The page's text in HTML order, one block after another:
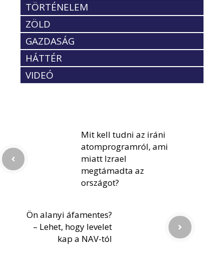
TÖRTÉNELEM
ZÖLD
GAZDASÁG
HÁTTÉR
VIDEÓ
Mit kell tudni az iráni
atomprogramról, ami
miatt Izrael
megtámadta az
országot?
Ön alanyi áfamentes?
– Lehet, hogy levelet
kap a NAV-tól